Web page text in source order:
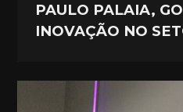
PAULO PALAIA,
INOVAÇÃO NO